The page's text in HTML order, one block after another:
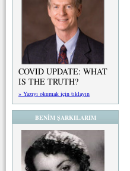
COVID UPDATE: WHAT
IS THE TRUTH?
» Yazıyı okumak için tıklayın
BENİM ŞARKILARIM